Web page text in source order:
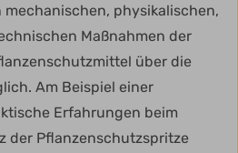
physikalischen,
Maßnahmen der
über die
Am Beispiel einer
Erfahrungen beim
der Pflanzenschutzspritze